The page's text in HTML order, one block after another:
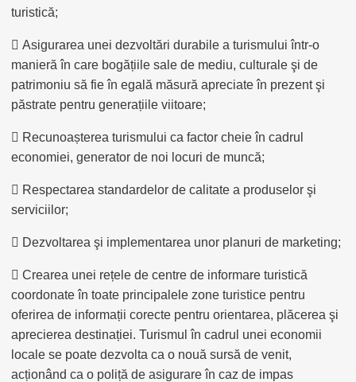
turistică;
 Asigurarea unei dezvoltări durabile a turismului într-o
manieră în care bogățiile sale de mediu, culturale şi de
patrimoniu să fie în egală măsură apreciate în prezent şi
păstrate pentru generațiile viitoare;
 Recunoașterea turismului ca factor cheie în cadrul
economiei, generator de noi locuri de muncă;
 Respectarea standardelor de calitate a produselor şi
serviciilor;
 Dezvoltarea şi implementarea unor planuri de marketing;
 Crearea unei rețele de centre de informare turistică
coordonate în toate principalele zone turistice pentru
oferirea de informații corecte pentru orientarea, plăcerea şi
aprecierea destinației. Turismul în cadrul unei economii
locale se poate dezvolta ca o nouă sursă de venit,
acționând ca o poliță de asigurare în caz de impas